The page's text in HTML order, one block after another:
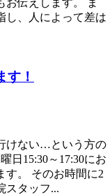
お伝えします。 ま
し、人によって差は
す！
けない…という方の
日15:30～17:30にお
す。 そのお時間に2
スタッフ...